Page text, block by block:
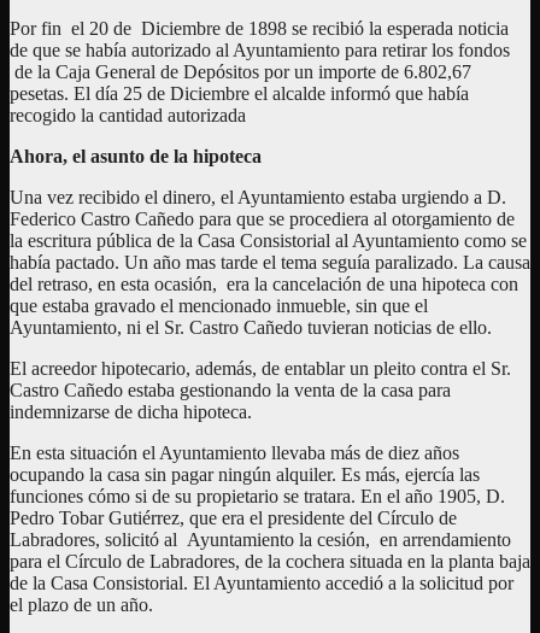
Por fin el 20 de Diciembre de 1898 se recibió la esperada noticia
de que se había autorizado al Ayuntamiento para retirar los fondos
de la Caja General de Depósitos por un importe de 6.802,67
pesetas. El día 25 de Diciembre el alcalde informó que había
recogido la cantidad autorizada
Ahora, el asunto de la hipoteca
Una vez recibido el dinero, el Ayuntamiento estaba urgiendo a D.
Federico Castro Cañedo para que se procediera al otorgamiento de
la escritura pública de la Casa Consistorial al Ayuntamiento como se
había pactado. Un año mas tarde el tema seguía paralizado. La causa
del retraso, en esta ocasión, era la cancelación de una hipoteca con
que estaba gravado el mencionado inmueble, sin que el
Ayuntamiento, ni el Sr. Castro Cañedo tuvieran noticias de ello.
El acreedor hipotecario, además, de entablar un pleito contra el Sr.
Castro Cañedo estaba gestionando la venta de la casa para
indemnizarse de dicha hipoteca.
En esta situación el Ayuntamiento llevaba más de diez años
ocupando la casa sin pagar ningún alquiler. Es más, ejercía las
funciones cómo si de su propietario se tratara. En el año 1905, D.
Pedro Tobar Gutiérrez, que era el presidente del Círculo de
Labradores, solicitó al Ayuntamiento la cesión, en arrendamiento
para el Círculo de Labradores, de la cochera situada en la planta baja
de la Casa Consistorial. El Ayuntamiento accedió a la solicitud por
el plazo de un año.